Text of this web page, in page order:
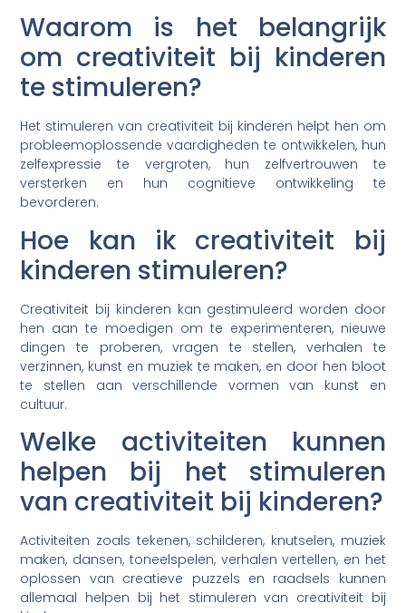
Waarom is het belangrijk
om creativiteit bij kinderen
te stimuleren?
Het stimuleren van creativiteit bij kinderen helpt hen om
probleemoplossende vaardigheden te ontwikkelen, hun
zelfexpressie te vergroten, hun zelfvertrouwen te
versterken en hun cognitieve ontwikkeling te
bevorderen.
Hoe kan ik creativiteit bij
kinderen stimuleren?
Creativiteit bij kinderen kan gestimuleerd worden door
hen aan te moedigen om te experimenteren, nieuwe
dingen te proberen, vragen te stellen, verhalen te
verzinnen, kunst en muziek te maken, en door hen bloot
te stellen aan verschillende vormen van kunst en
cultuur.
Welke activiteiten kunnen
helpen bij het stimuleren
van creativiteit bij kinderen?
Activiteiten zoals tekenen, schilderen, knutselen, muziek
maken, dansen, toneelspelen, verhalen vertellen, en het
oplossen van creatieve puzzels en raadsels kunnen
allemaal helpen bij het stimuleren van creativiteit bij